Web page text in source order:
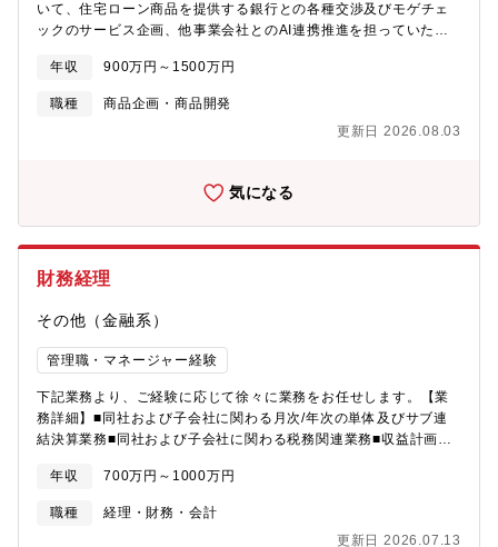
いて、住宅ローン商品を提供する銀行との各種交渉及びモゲチェ
ックのサービス企画、他事業会社とのAI連携推進を担っていただ
合イメージ＝7:3■銀行、不動産ポータルサイト、および住宅ロー
ンに関わる他業界とのAI連携サービスの企画推進■モゲチェック専
用住宅ローン商品の企画や提携先銀行への提案、推進※イメー
ジ：提携済みの金融機関への金利にかかる提案や、顧客の利便性
(配属予定) └メンバー5名：主担当1名(本ポジション)、館員獲得
モート(ハイブリッド)制度、フルフレックス制度がございます。現
柔軟に就業しています。【本ポジションについて】本募集は、企
ポジションです。銀行交渉・新商品企画という従来の住宅ローン
ビジネスの根幹に携わりながら、AI連携という新規領域の立ち上
げをリードいただくことで、事業づくりとマネジメントの両方の
経験を一気に積むことができます。また、銀行や事業会社とは異
なり、MFSでは幅広い経験を積むことが出来ます。・1つの自社商
品の単品商売ではなく、各銀行の幅広い商品を扱いながら最適提
く、テックを活用した提案やオペレーションを企画・実行でき
の手で立ち上げる濃密な経験を積めるご自身のご経験を活かしな
がら急成長サービスに携わることで、ビジネスとキャリアの両方
年収 900万円～1500万円
職種
商品企画・商品開発
更新日 2026.08.03
気になる
財務経理
その他（金融系）
管理職・マネージャー経験
下記業務より、ご経験に応じて徐々に業務をお任せします。【業
務詳細】■同社および子会社に関わる月次/年次の単体及びサブ連
結決算業務■同社および子会社に関わる税務関連業務■収益計画の
マネジメント業務■グループ会社、子会社等（SPC、投資事業有限
責任組合）のレポーティング業務■会計システムの運営･改善業務
【募集背景】今後の事業・組織の拡大に伴い、経理部メンバーも
年収 700万円～1000万円
職種
経理・財務・会計
更新日 2026.07.13